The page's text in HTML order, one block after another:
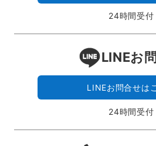
24時間受付
LINEお
LINEお問合せは
24時間受付